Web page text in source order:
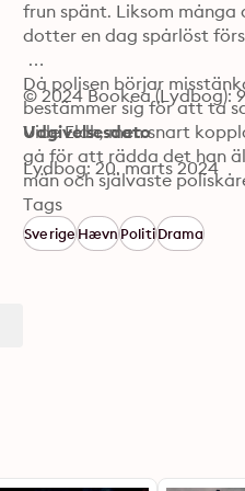
frun spänt. Liksom
dotter en dag spårlöst
Då polisen börjar
bestämmer sig för att ta
Vide Eldh, men snart
gå för att rädda det han
män och självaste
"Hämnaren" är en
inte känner några gränser.
© 2024 Bookea (Lydbog):
Udgivelsesdato
Lydbog: 20. marts 2024
Tags
SverigeHævnPolitiDrama